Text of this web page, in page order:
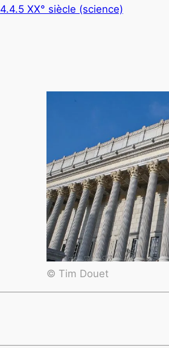
4.4.5 XX° siècle (science)
© Tim Douet